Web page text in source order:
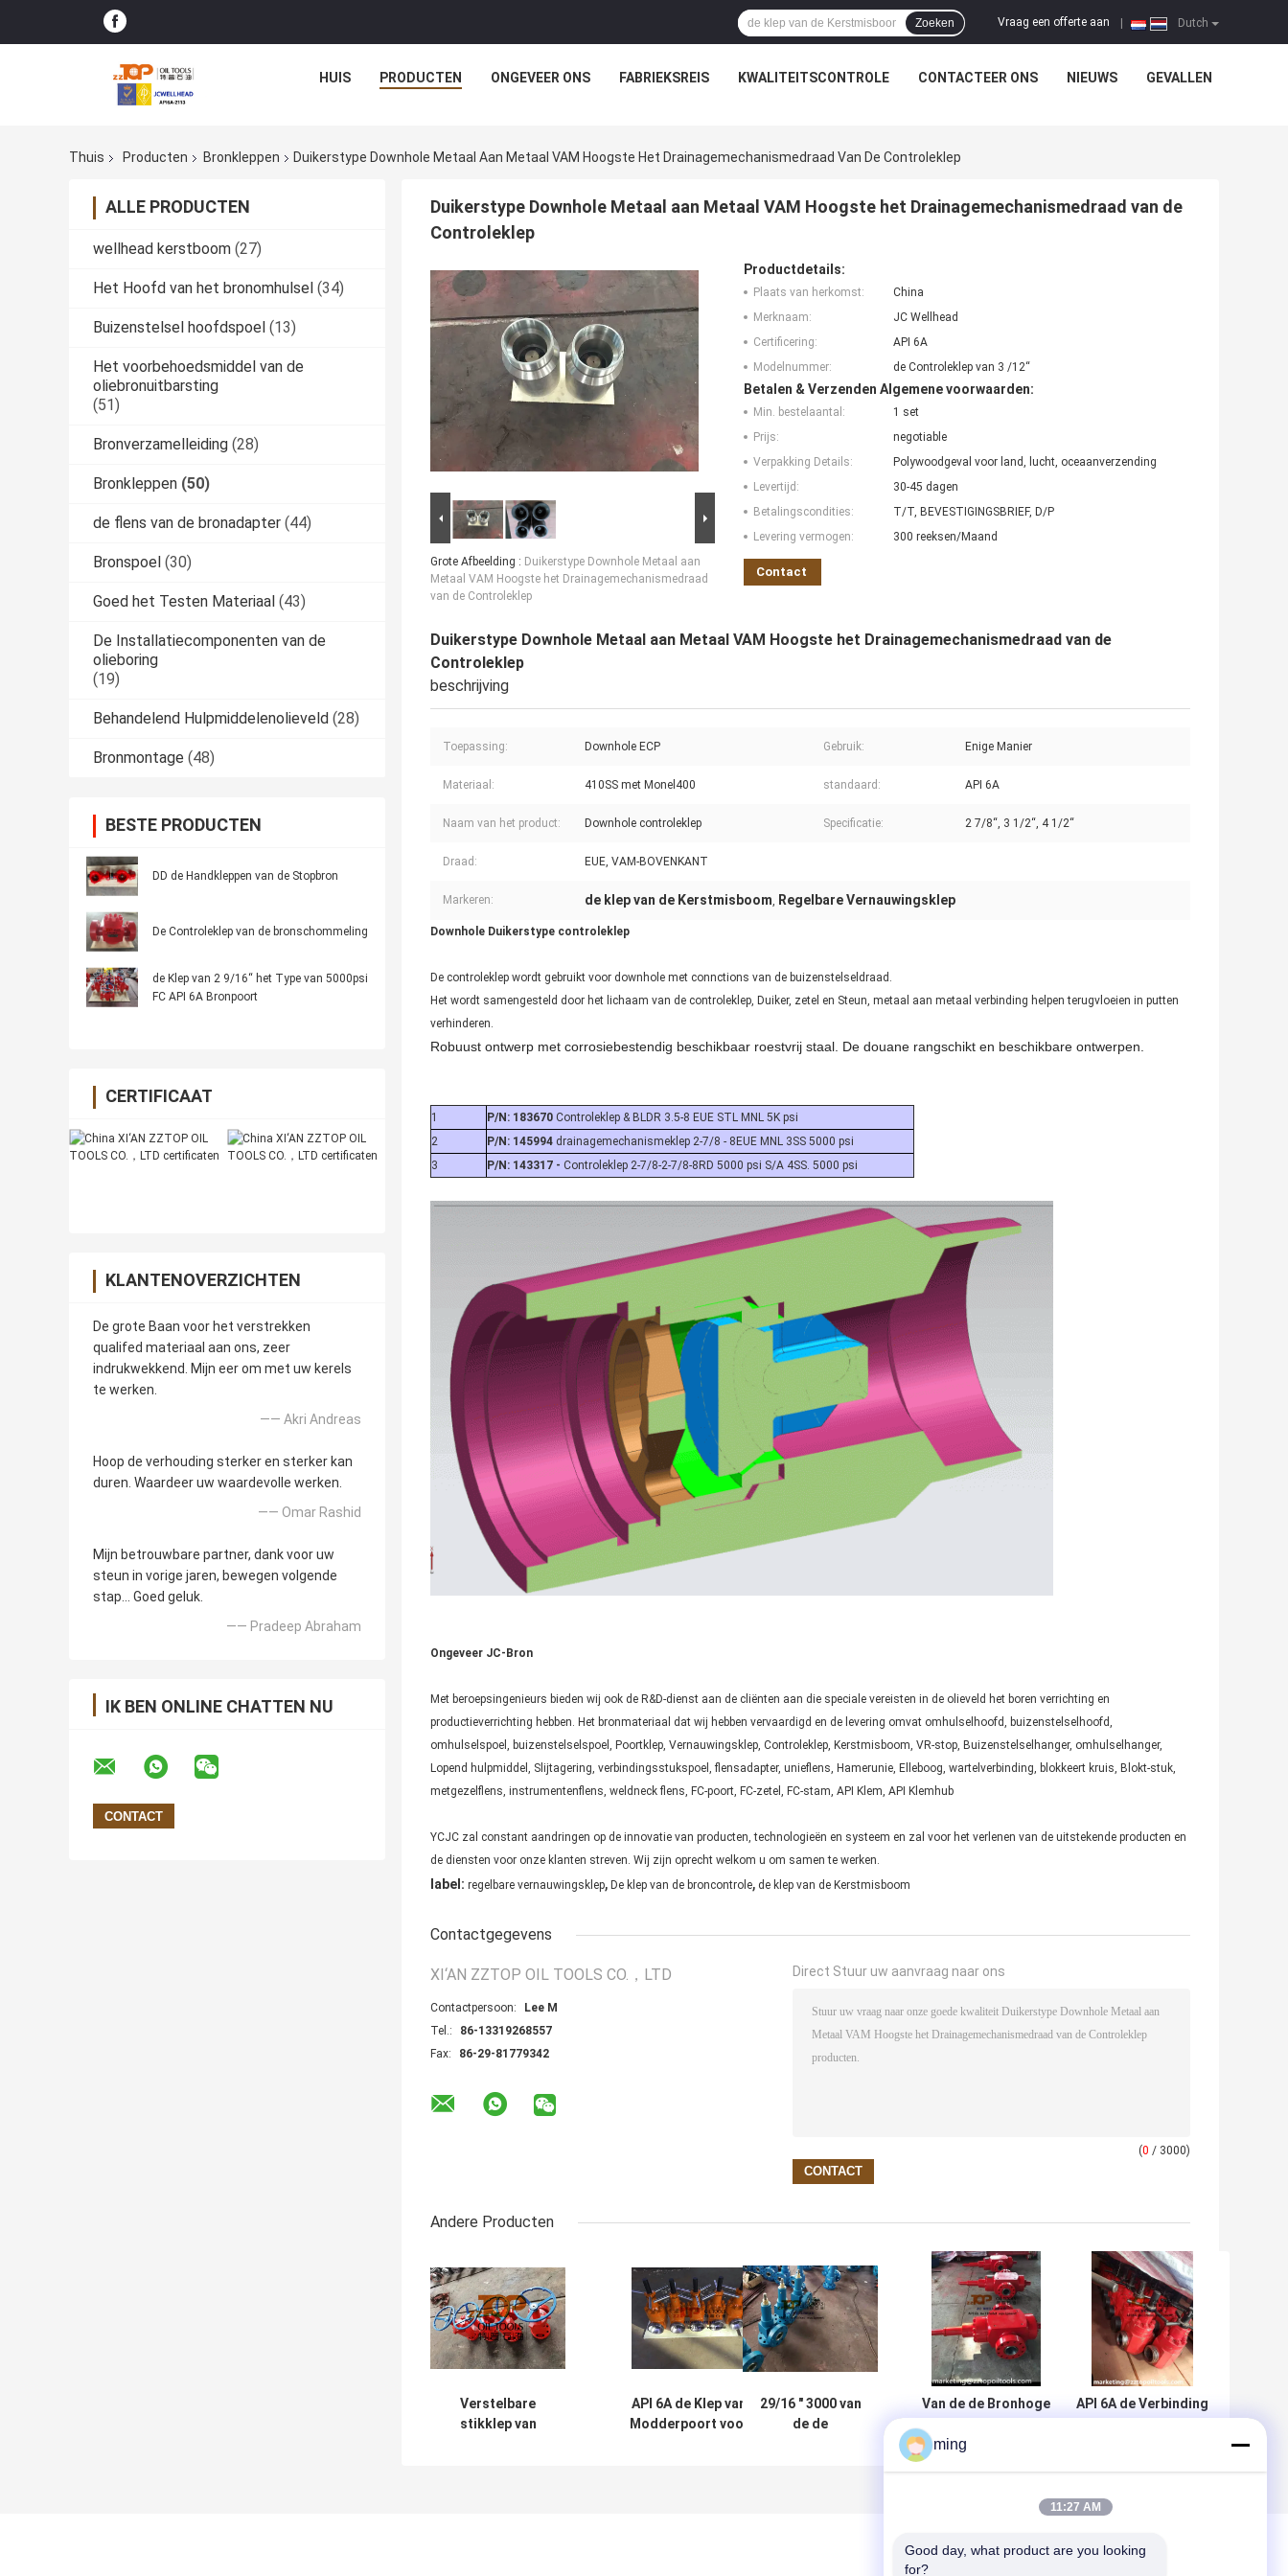
Dutch
Vraag een offerte aan
Zoeken
HUIS PRODUCTEN ONGEVEER ONS FABRIEKSREIS KWALITEITSCONTROLE CONTACTEER ONS NIEUWS GEVALLEN
Thuis Producten Bronkleppen Duikerstype Downhole Metaal Aan Metaal VAM Hoogste Het Drainagemechanismedraad Van De Controleklep
ALLE PRODUCTEN
wellhead kerstboom (27)
Het Hoofd van het bronomhulsel (34)
Buizenstelsel hoofdspoel (13)
Het voorbehoedsmiddel van de
oliebronuitbarsting
(51)
Bronverzamelleiding (28)
Bronkleppen (50)
de flens van de bronadapter (44)
Bronspoel (30)
Goed het Testen Materiaal (43)
De Installatiecomponenten van de
olieboring
(19)
Behandelend Hulpmiddelenolieveld (28)
Bronmontage (48)
BESTE PRODUCTEN
DD de Handkleppen van de Stopbron
De Controleklep van de bronschommeling
de Klep van 2 9/16“ het Type van 5000psi
FC API 6A Bronpoort
CERTIFICAAT
KLANTENOVERZICHTEN
De grote Baan voor het verstrekken
qualifed materiaal aan ons, zeer
indrukwekkend. Mijn eer om met uw kerels
te werken.
—— Akri Andreas
Hoop de verhouding sterker en sterker kan
duren. Waardeer uw waardevolle werken.
—— Omar Rashid
Mijn betrouwbare partner, dank voor uw
steun in vorige jaren, bewegen volgende
stap… Goed geluk.
—— Pradeep Abraham
IK BEN ONLINE CHATTEN NU
Duikerstype Downhole Metaal aan Metaal VAM Hoogste het Drainagemechanismedraad van de
Controleklep
Grote Afbeelding : Duikerstype Downhole Metaal aan
Metaal VAM Hoogste het Drainagemechanismedraad
van de Controleklep
Productdetails:
Plaats van herkomst:
China
Merknaam:
JC Wellhead
Certificering:
API 6A
Modelnummer:
de Controleklep van 3 /12“
Betalen & Verzenden Algemene voorwaarden:
Min. bestelaantal:
1 set
Prijs:
negotiable
Verpakking Details:
Polywoodgeval voor land, lucht, oceaanverzending
Levertijd:
30-45 dagen
Betalingscondities:
T/T, BEVESTIGINGSBRIEF, D/P
Levering vermogen:
300 reeksen/Maand
Contact
Duikerstype Downhole Metaal aan Metaal VAM Hoogste het Drainagemechanismedraad van de
Controleklep
beschrijving
Toepassing: Downhole ECP Gebruik: Enige Manier
Materiaal: 410SS met Monel400 standaard: API 6A
Naam van het product: Downhole controleklep Specificatie: 2 7/8“, 3 1/2“, 4 1/2“
Draad: EUE, VAM-BOVENKANT
Markeren: de klep van de Kerstmisboom, Regelbare Vernauwingsklep
Downhole Duikerstype controleklep
De controleklep wordt gebruikt voor downhole met connctions van de buizenstelseldraad.
Het wordt samengesteld door het lichaam van de controleklep, Duiker, zetel en Steun, metaal aan metaal verbinding helpen terugvloeien in putten
verhinderen.
Robuust ontwerp met corrosiebestendig beschikbaar roestvrij staal. De douane rangschikt en beschikbare ontwerpen.
1 P/N: 183670 Controleklep & BLDR 3.5-8 EUE STL MNL 5K psi
2
P/N: 145994 drainagemechanismeklep 2-7/8 - 8EUE MNL 3SS 5000 psi
3
P/N: 143317 - Controleklep 2-7/8-2-7/8-8RD 5000 psi S/A 4SS. 5000 psi
Ongeveer JC-Bron
Met beroepsingenieurs bieden wij ook de R&D-dienst aan de cliënten aan die speciale vereisten in de olieveld het boren verrichting en
productieverrichting hebben. Het bronmateriaal dat wij hebben vervaardigd en de levering omvat omhulselhoofd, buizenstelselhoofd,
omhulselspoel, buizenstelselspoel, Poortklep, Vernauwingsklep, Controleklep, Kerstmisboom, VR-stop, Buizenstelselhanger, omhulselhanger,
Lopend hulpmiddel, Slijtagering, verbindingsstukspoel, flensadapter, unieflens, Hamerunie, Elleboog, wartelverbinding, blokkeert kruis, Blokt-stuk,
metgezelflens, instrumentenflens, weldneck flens, FC-poort, FC-zetel, FC-stam, API Klem, API Klemhub
YCJC zal constant aandringen op de innovatie van producten, technologieën en systeem en zal voor het verlenen van de uitstekende producten en
de diensten voor onze klanten streven. Wij zijn oprecht welkom u om samen te werken.
label: regelbare vernauwingsklep, De klep van de broncontrole, de klep van de Kerstmisboom
Contactgegevens
XI‘AN ZZTOP OIL TOOLS CO.，LTD
Contactpersoon:
Lee M
Tel.:
86-13319268557
Fax:
86-29-81779342
Direct Stuur uw aanvraag naar ons
(0 / 3000)
Andere Producten
Verstelbare
stikklep van
API 6A de Klep van de
Modderpoort voor de
29/16 " 3000 van
de de
Van de de Bronhoge
6A Poortklep voor goed
Datatransportbesturing
API 6A de Verbinding
ming
11:27 AM
Good day, what product are you looking
for?